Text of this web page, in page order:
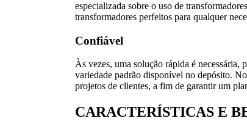
especializada sobre o uso de
transformadores perfeitos para qualquer
Confiável
Às vezes, uma solução rápida é
variedade padrão disponível no depósito.
projetos de clientes, a fim de garantir um
CARACTERÍSTICAS E